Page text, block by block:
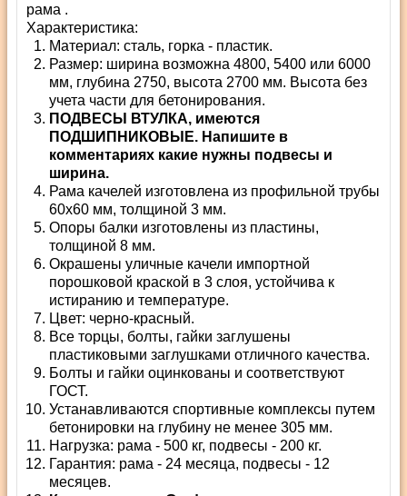
рама .
Характеристика:
Материал: сталь, горка - пластик.
Размер: ширина возможна 4800, 5400 или 6000
мм, глубина 2750, высота 2700 мм. Высота без
учета части для бетонирования.
ПОДВЕСЫ ВТУЛКА, имеются
ПОДШИПНИКОВЫЕ. Напишите в
комментариях какие нужны подвесы и
ширина.
Рама качелей изготовлена из профильной трубы
60х60 мм, толщиной 3 мм.
Опоры балки изготовлены из пластины,
толщиной 8 мм.
Окрашены уличные качели импортной
порошковой краской в 3 слоя, устойчива к
истиранию и температуре.
Цвет: черно-красный.
Все торцы, болты, гайки заглушены
пластиковыми заглушками отличного качества.
Болты и гайки оцинкованы и соответствуют
ГОСТ.
Устанавливаются спортивные комплексы путем
бетонировки на глубину не менее 305 мм.
Нагрузка: рама - 500 кг, подвесы - 200 кг.
Гарантия: рама - 24 месяца, подвесы - 12
месяцев.